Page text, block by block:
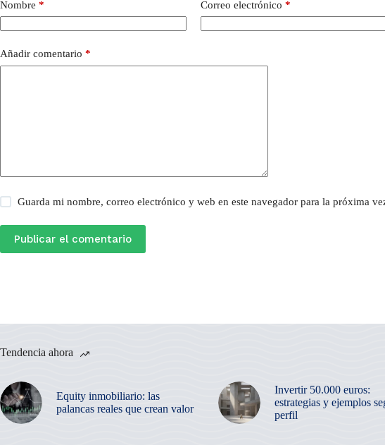
Nombre * Correo electrónico *
Añadir comentario *
Guarda mi nombre, correo electrónico y web en este navegador para la próxima
Publicar el comentario
Tendencia ahora
Equity inmobiliario: las
palancas reales que crean valor
Invertir 50.000 euros:
estrategias y ejemplos
perfil